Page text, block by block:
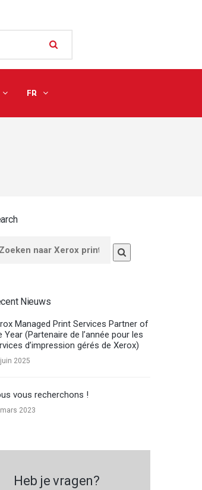
FR
Nieuws
Managed Print Services Partner of
Year (Partenaire de l’année pour les
d’impression gérés de Xerox)
2025
vous recherchons !
2023
Heb je vragen?